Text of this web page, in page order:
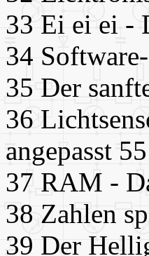
33 Ei ei ei -
34
35 Der
36
angepasst 55
37 RAM -
38 Zahlen
39 Der